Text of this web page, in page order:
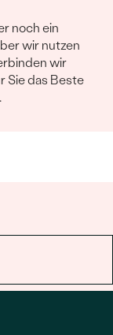
noch ein
wir nutzen
wir
Sie das Beste